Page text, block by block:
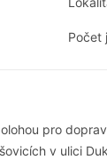
Počet
pro
v ulici